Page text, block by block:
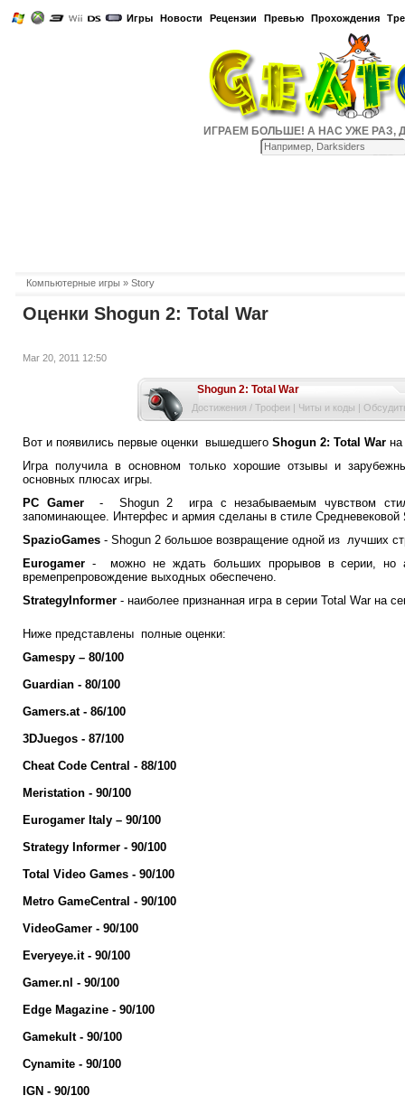
Игры Новости Рецензии Превью Прохождения
ИГРАЕМ БОЛЬШЕ! А НАС УЖЕ РАЗ,
Компьютерные игры » Story
Оценки Shogun 2: Total War
Mar 20, 2011 12:50
Shogun 2: Total War
Достижения / Трофеи | Читы и коды |
Вот и появились первые оценки вышедшего Shogun 2: Total War на
Игра получила в основном только хорошие отзывы и
основных плюсах игры.
PC Gamer- Shogun 2 игра с незабываемым чувством
запоминающее. Интерфес и армия сделаны в стиле Средневековой
SpazioGames - Shogun 2 большое возвращение одной из лучших
Eurogamer - можно не ждать больших прорывов в серии, но
времепрепровождение выходных обеспечено.
StrategyInformer - наиболее признанная игра в серии Total War на
Ниже представлены полные оценки:
Gamespy – 80/100
Guardian - 80/100
Gamers.at - 86/100
3DJuegos - 87/100
Cheat Code Central - 88/100
Meristation - 90/100
Eurogamer Italy – 90/100
Strategy Informer - 90/100
Total Video Games - 90/100
Metro GameCentral - 90/100
VideoGamer - 90/100
Everyeye.it - 90/100
Gamer.nl - 90/100
Edge Magazine - 90/100
Gamekult - 90/100
Cynamite - 90/100
IGN - 90/100